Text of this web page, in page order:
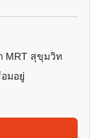
MRT สุขุมวิท
มอยู่